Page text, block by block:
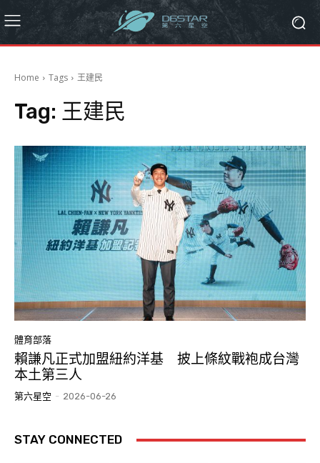
Home Tags 王建民
Tag: 王建民
體育部落
賴謙凡正式加盟紐約洋基 披上條紋戰袍成台灣
本土第三人
第六星空 - 2026-06-26
STAY CONNECTED